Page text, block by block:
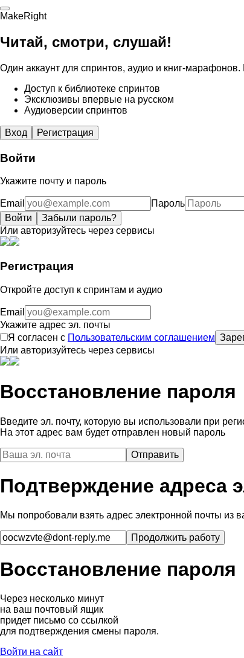
MakeRight
Читай, смотри, слушай!
Один аккаунт для спринтов, аудио и книг-
Доступ к библиотеке спринтов
Эксклюзивы впервые на русском
Аудиоверсии спринтов
Вход Регистрация
Войти
Укажите почту и пароль
Email
Пароль
Войти
Забыли пароль?
Или авторизуйтесь через сервисы
Регистрация
Откройте доступ к спринтам и аудио
Email
Укажите адрес эл. почты
Я согласен с Пользовательским соглашением
Или авторизуйтесь через сервисы
Восстановление пароля
Введите эл. почту, которую вы использовали при
На этот адрес вам будет отправлен новый пароль
Подтверждение адреса
Мы попробовали взять адрес электронной почты из
Восстановление пароля
Через несколько минут
на ваш почтовый ящик
придет письмо со ссылкой
для подтверждения смены пароля.
Войти на сайт